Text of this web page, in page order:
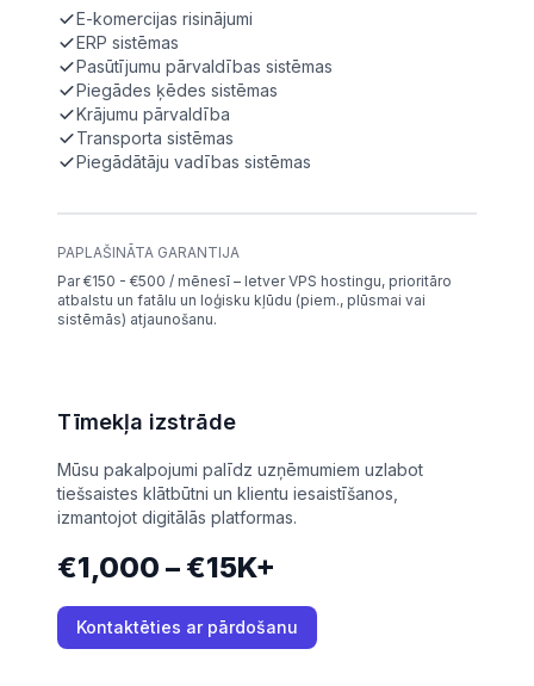
E-komercijas risinājumi
ERP sistēmas
Pasūtījumu pārvaldības sistēmas
Piegādes ķēdes sistēmas
Krājumu pārvaldība
Transporta sistēmas
Piegādātāju vadības sistēmas
PAPLAŠINĀTA GARANTIJA
Par €150 - €500 / mēnesī – Ietver VPS hostingu, prioritāro
atbalstu un fatālu un loģisku kļūdu (piem., plūsmai vai
sistēmās) atjaunošanu.
Tīmekļa izstrāde
Mūsu pakalpojumi palīdz uzņēmumiem uzlabot
tiešsaistes klātbūtni un klientu iesaistīšanos,
izmantojot digitālās platformas.
€1,000 – €15K+
Kontaktēties ar pārdošanu